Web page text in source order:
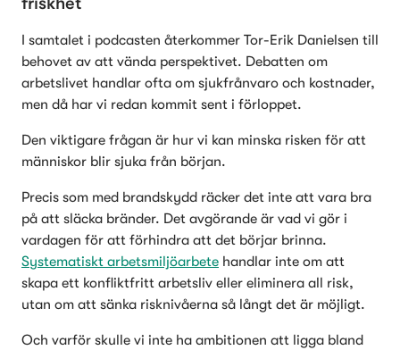
I samtalet i podcasten återkommer Tor-Erik Danielsen till
behovet av att vända perspektivet. Debatten om
arbetslivet handlar ofta om sjukfrånvaro och kostnader,
men då har vi redan kommit sent i förloppet.
Den viktigare frågan är hur vi kan minska risken för att
människor blir sjuka från början.
Precis som med brandskydd räcker det inte att vara bra
på att släcka bränder. Det avgörande är vad vi gör i
Systematiskt arbetsmiljöarbete handlar inte om att
skapa ett konfliktfritt arbetsliv eller eliminera all risk,
utan om att sänka risknivåerna så långt det är möjligt.
Och varför skulle vi inte ha ambitionen att ligga bland